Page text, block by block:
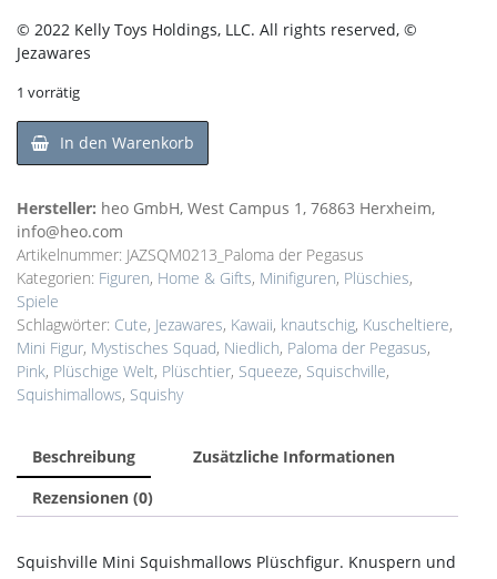
© 2022 Kelly Toys Holdings, LLC. All rights reserved, ©
Jezawares
1 vorrätig
In den Warenkorb
Hersteller: heo GmbH, West Campus 1, 76863 Herxheim,
info@heo.com
Artikelnummer: JAZSQM0213_Paloma der Pegasus
Kategorien: Figuren, Home & Gifts, Minifiguren, Plüschies,
Spiele
Schlagwörter: Cute, Jezawares, Kawaii, knautschig, Kuscheltiere,
Mini Figur, Mystisches Squad, Niedlich, Paloma der Pegasus,
Pink, Plüschige Welt, Plüschtier, Squeeze, Squischville,
Squishimallows, Squishy
Beschreibung
Zusätzliche Informationen
Rezensionen (0)
Squishville Mini Squishmallows Plüschfigur. Knuspern und